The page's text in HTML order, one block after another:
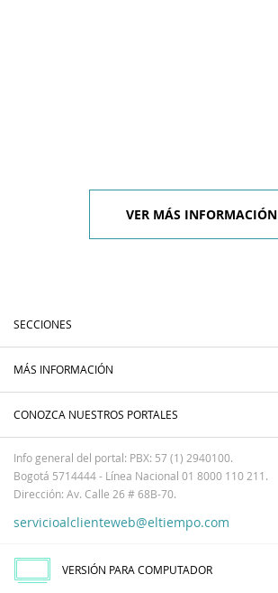
VER MÁS INFORMACIÓN
SECCIONES
MÁS INFORMACIÓN
CONOZCA NUESTROS PORTALES
Info general del portal: PBX: 57 (1) 2940100.
Bogotá 5714444 - Línea Nacional 01 8000 110 211.
Dirección: Av. Calle 26 # 68B-70.
servicioalclienteweb@eltiempo.com
VERSIÓN PARA COMPUTADOR